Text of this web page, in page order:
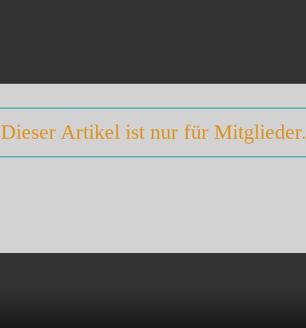
Dieser Artikel ist nur für Mitglieder.